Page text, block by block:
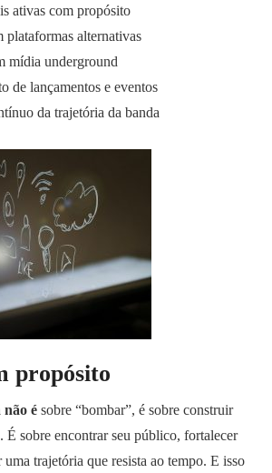
ativas com propósito
plataformas alternativas
mídia underground
de lançamentos e eventos
da trajetória da banda
propósito
é sobre “bombar”, é sobre construir
É sobre encontrar seu público, fortalecer
uma trajetória que resista ao tempo. E isso